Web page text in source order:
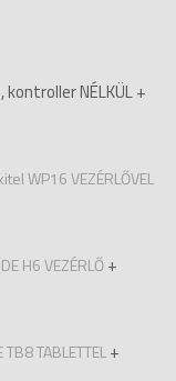
NÉLKÜL +
WP16 VEZÉRLŐVEL
H6 VEZÉRLŐ+
TB8 TABLETTEL+